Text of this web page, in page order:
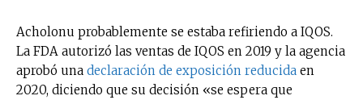
Acholonu probablemente se estaba refiriendo a IQOS.
La FDA autorizó las ventas de IQOS en 2019 y la agencia
aprobó una declaración de exposición reducida en
2020, diciendo que su decisión «se espera que